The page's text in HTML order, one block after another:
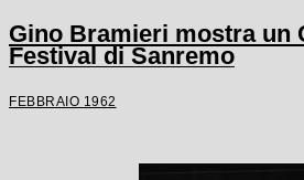
Gino Bramieri mostra un
Festival di Sanremo
FEBBRAIO 1962